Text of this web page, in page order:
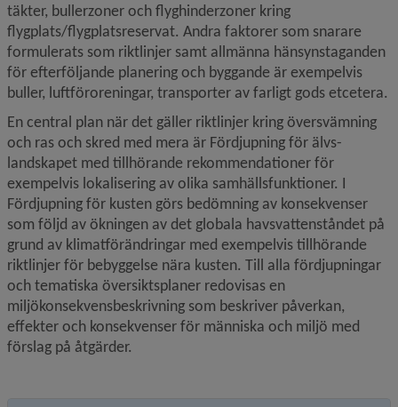
täkter, bullerzoner och flyghinderzoner kring
flygplats/flygplatsreservat. Andra faktorer som snarare
formulerats som riktlinjer samt allmänna hänsynstaganden
för efterföljande planering och byggande är exempelvis
buller, luft­föroreningar, transporter av farligt gods etcetera.
En central plan när det gäller riktlinjer kring översvämning
och ras och skred med mera är Fördjupning för älvs­
landskapet med tillhörande rekommendationer för
exempelvis lokalisering av olika samhällsfunktioner. I
Fördjupning för kusten görs bedömning av konsekvenser
som följd av ökningen av det globala havsvattenståndet på
grund av klimatförändringar med exempelvis tillhörande
riktlinjer för bebyggelse nära kusten. Till alla fördjupningar
och tematiska översiktsplaner redovisas en
miljökonsekvensbeskrivning som beskriver påverkan,
effekter och konsekvenser för människa och miljö med
förslag på åtgärder.